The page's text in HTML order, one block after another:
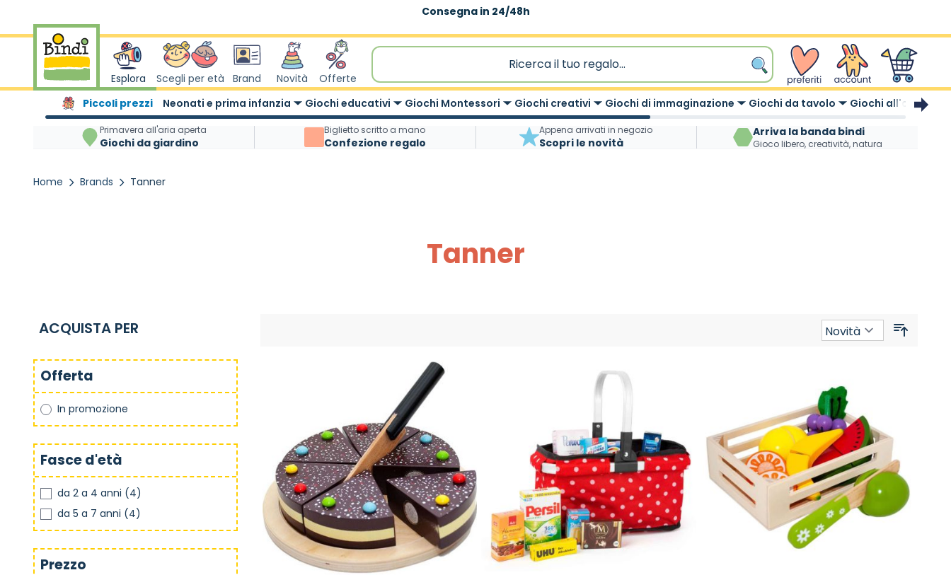
Consegna in 24/48h
Salta al contenuto
Esplora
Piccoli prezzi
Neonati e prima infanzia Giochi educativi Giochi Montessori Giochi creativi Giochi di immaginazione Giochi da tavolo Giochi all'aperto
Scegli per età Brand Novità Offerte
wishlist Account Carrello
Primavera all'aria aperta
Giochi da giardino
Biglietto scritto a mano
Confezione regalo
Appena arrivati in negozio
Scopri le novità
Arriva la banda bindi
Gioco libero, creatività, natura
Home Brands Tanner
Tanner
ACQUISTA PER
Offerta
In promozione
Fasce d'età
da 2 a 4 anni (4)
da 5 a 7 anni (4)
Prezzo